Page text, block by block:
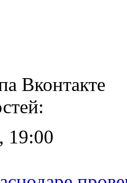
Вконтакте
19:00